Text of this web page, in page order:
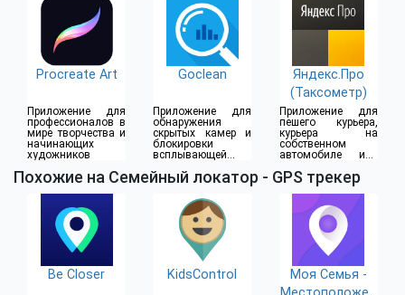
Procreate Art
Приложение для
профессионалов в
мире творчества и
начинающих
художников
Goclean
Приложение для
обнаружения
скрытых камер и
блокировки
всплывающей
Яндекс.Про
(Таксометр)
Приложение для
пешего курьера,
курьера на
собственном
автомобиле или
Похожие на Семейный локатор - GPS трекер
Be Closer KidsControl
Моя Семья -